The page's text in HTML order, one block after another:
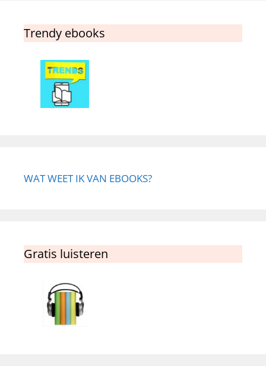
Trendy ebooks
WAT WEET IK VAN EBOOKS?
Gratis luisteren